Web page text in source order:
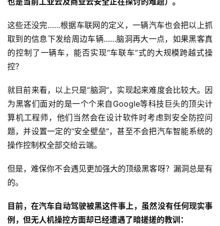
这些还没完……根据车联网的定义，一辆汽车也会把以上抓
取到的信息下发给周边车辆……脑洞再大一点，如果黑客真
的控制了一辆车，能否实现“车联车”式的大规模跨越式操
控？
就目前来看，以上只是“脑洞”，实现起来难度会比较大。因
为黑客们面对的是一个个来自Google等科技巨头的顶尖计
算机工程师，他们当然会在设计软件时考虑到安全防控问
题，并设置一定的“安全壁垒”，甚至不会把汽车智能系统的
操作控制权全部交给云端。
但是，难保你不会遇见更加强大的顶级黑客呀？漏洞总是有
的。
目前，在汽车自动驾驶被黑这件事上，虽然没有任何现实事
例，但无人机操控方面却已经遭遇了暗搓搓的教训：